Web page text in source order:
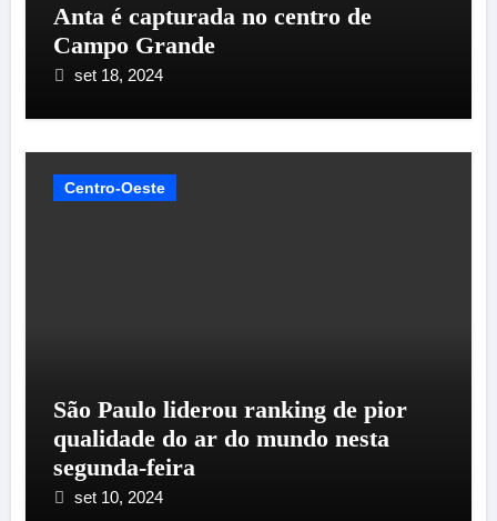
Anta é capturada no centro de
Campo Grande
set 18, 2024
Centro-Oeste
São Paulo liderou ranking de pior
qualidade do ar do mundo nesta
segunda-feira
set 10, 2024